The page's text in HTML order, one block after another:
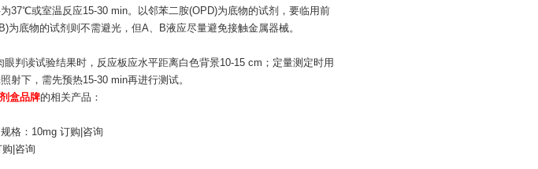
37℃或室温反应15-30 min。以邻苯二胺(OPD)为底物的试剂，要临用前
底物的试剂则不需避光，但A、B液应尽量避免接触金属器械。
判读试验结果时，反应板应水平距离白色背景10-15 cm；定量测定时用
射下，需先预热15-30 min再进行测试。
盒品牌的相关产品：
格：10mg 订购|咨询
|咨询